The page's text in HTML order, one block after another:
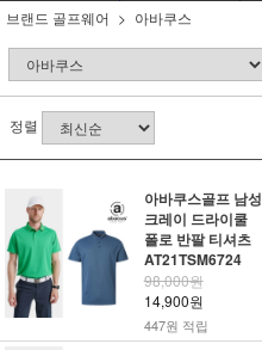
브랜드 골프웨어
아바쿠스
정렬
아바쿠스골프 남성
크레이 드라이쿨
폴로 반팔 티셔츠
AT21TSM6724
98,000원
14,900원
447원 적립